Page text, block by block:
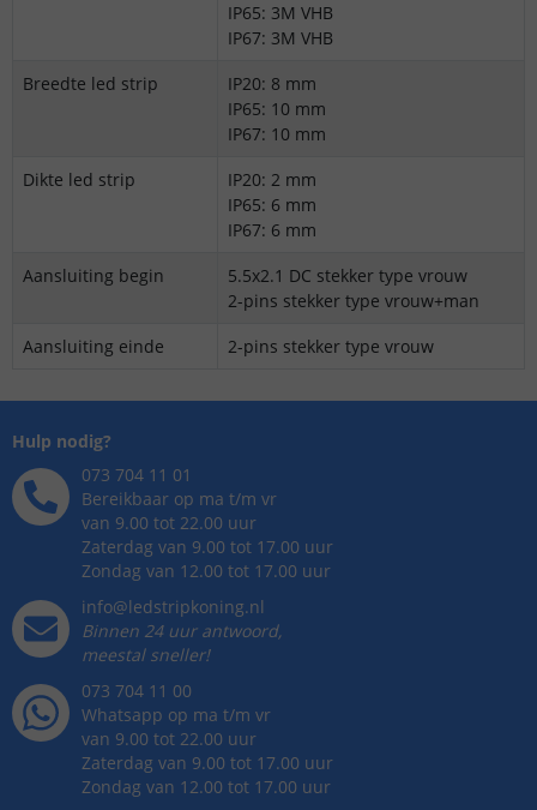
IP65: 3M VHB
IP67: 3M VHB
Breedte led strip
IP20: 8 mm
IP65: 10 mm
IP67: 10 mm
Dikte led strip
IP20: 2 mm
IP65: 6 mm
IP67: 6 mm
Aansluiting begin
5.5x2.1 DC stekker type vrouw
2-pins stekker type vrouw+man
Aansluiting einde
2-pins stekker type vrouw
Hulp nodig?
073 704 11 01
Bereikbaar op ma t/m vr
van 9.00 tot 22.00 uur
Zaterdag van 9.00 tot 17.00 uur
Zondag van 12.00 tot 17.00 uur
info@ledstripkoning.nl
Binnen 24 uur antwoord,
meestal sneller!
073 704 11 00
Whatsapp op ma t/m vr
van 9.00 tot 22.00 uur
Zaterdag van 9.00 tot 17.00 uur
Zondag van 12.00 tot 17.00 uur